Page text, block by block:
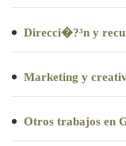
Direcci�?³n y
Marketing y
Otros trabajos en